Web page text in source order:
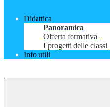
Didattica
Panoramica
Offerta formativa
I progetti delle classi
Info utili